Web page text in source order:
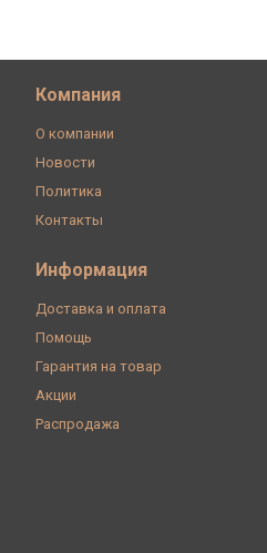
Компания
О компании
Новости
Политика
Контакты
Информация
Доставка и оплата
Помощь
Гарантия на товар
Акции
Распродажа